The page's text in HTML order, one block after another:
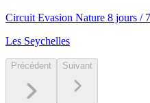
Circuit Evasion Nature 8 jours /
Les Seychelles
Précédent Suivant